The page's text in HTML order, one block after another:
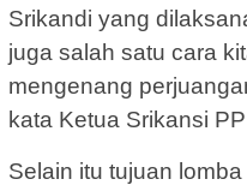
Srikandi yang
juga salah satu cara
mengenang
kata Ketua Srikansi
Selain itu tujuan